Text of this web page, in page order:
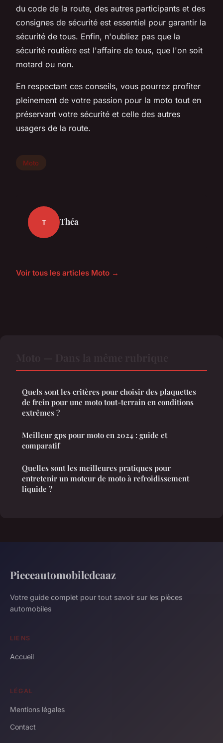
du code de la route, des autres participants et des
consignes de sécurité est essentiel pour garantir la
sécurité de tous. Enfin, n'oubliez pas que la
sécurité routière est l'affaire de tous, que l'on soit
motard ou non.
En respectant ces conseils, vous pourrez profiter
pleinement de votre passion pour la moto tout en
préservant votre sécurité et celle des autres
usagers de la route.
Moto
T Théa
Voir tous les articles Moto →
Quels sont les critères pour choisir des plaquettes
de frein pour une moto tout-terrain en conditions
extrêmes ?
Meilleur gps pour moto en 2024 : guide et
comparatif
Quelles sont les meilleures pratiques pour
entretenir un moteur de moto à refroidissement
liquide ?
Pieceautomobiledeaaz
Votre guide complet pour tout savoir sur les pièces
automobiles
LIENS
Accueil
LÉGAL
Mentions légales
Contact